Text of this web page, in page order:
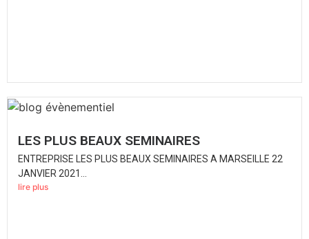
LES PLUS BEAUX SEMINAIRES
ENTREPRISE LES PLUS BEAUX SEMINAIRES A MARSEILLE 22
JANVIER 2021...
lire plus